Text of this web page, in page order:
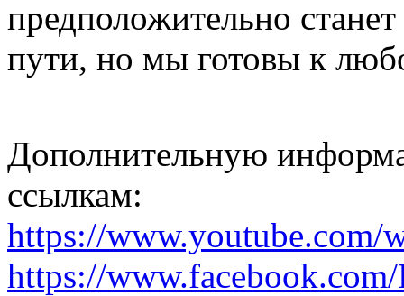
предположительно
пути, но мы готовы к
Дополнительную
ссылкам:
https://www.youtube.com/
https://www.facebook.com/